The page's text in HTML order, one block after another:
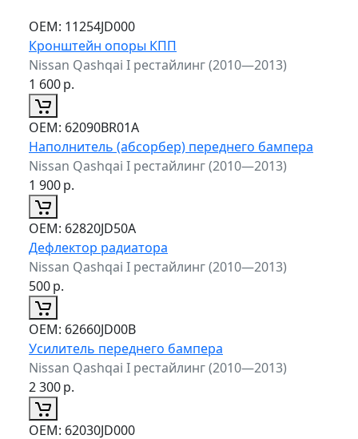
ОЕМ: 11254JD000
Кронштейн опоры КПП
Nissan Qashqai I рестайлинг (2010—2013)
1 600р.
ОЕМ: 62090BR01A
Наполнитель (абсорбер) переднего бампера
Nissan Qashqai I рестайлинг (2010—2013)
1 900р.
ОЕМ: 62820JD50A
Дефлектор радиатора
Nissan Qashqai I рестайлинг (2010—2013)
500р.
ОЕМ: 62660JD00B
Усилитель переднего бампера
Nissan Qashqai I рестайлинг (2010—2013)
2 300р.
ОЕМ: 62030JD000